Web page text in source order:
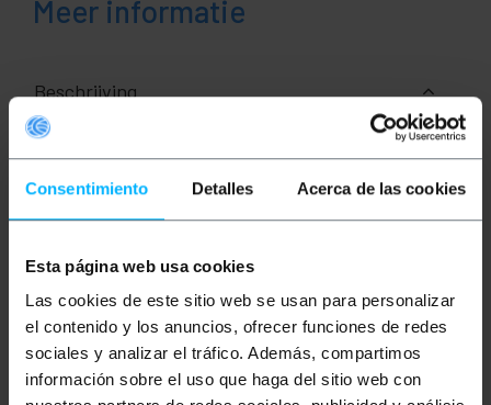
Consentimiento Detalles Acerca de las cookies
Esta página web usa cookies
Las cookies de este sitio web se usan para personalizar
el contenido y los anuncios, ofrecer funciones de redes
sociales y analizar el tráfico. Además, compartimos
información sobre el uso que haga del sitio web con
Meer informatie
Beschrijving
Coaxkabel type RG59, 15 meter lang. Het heeft aan
beide uiteinden mannelijke BNC-aansluitingen.
Gemaakt van hoogwaardig PVC, waardoor het
flexibel en lang meegaat. Ideaal voor het verzenden
specificaties
75 Ohm RG59 coaxiale kabel.
Het heeft aan beide uiteinden mannelijke BNC-
aansluitingen.
Gemaakt van hoogwaardig PVC, waardoor het
flexibel en lang meegaat.